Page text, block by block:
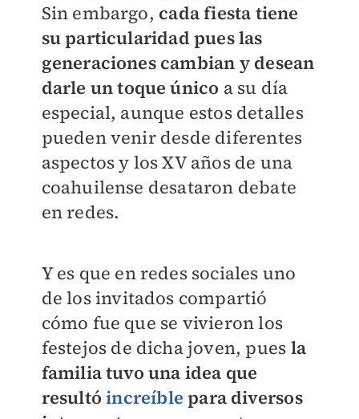
Sin embargo, cada fiesta tiene
su particularidad pues las
generaciones cambian y desean
darle un toque único a su día
especial, aunque estos detalles
pueden venir desde diferentes
aspectos y los XV años de una
coahuilense desataron debate
en redes.
Y es que en redes sociales uno
de los invitados compartió
cómo fue que se vivieron los
festejos de dicha joven, pues la
familia tuvo una idea que
resultóincreíble para diversos